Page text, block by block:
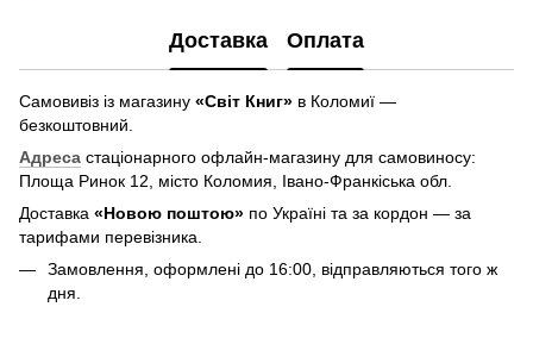
Доставка Оплата
Самовивіз із магазину «Світ Книг» в Коломиї —
безкоштовний.
Адреса стаціонарного офлайн-магазину для самовиносу:
Площа Ринок 12, місто Коломия, Івано-Франкіська обл.
Доставка «Новою поштою» по Україні та за кордон — за
тарифами перевізника.
Замовлення, оформлені до 16:00, відправляються того ж
дня.